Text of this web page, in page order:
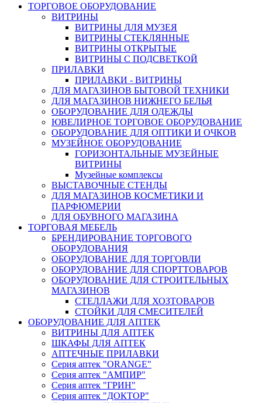
ТОРГОВОЕ ОБОРУДОВАНИЕ
ВИТРИНЫ
ВИТРИНЫ ДЛЯ МУЗЕЯ
ВИТРИНЫ СТЕКЛЯННЫЕ
ВИТРИНЫ ОТКРЫТЫЕ
ВИТРИНЫ С ПОДСВЕТКОЙ
ПРИЛАВКИ
ПРИЛАВКИ - ВИТРИНЫ
ДЛЯ МАГАЗИНОВ БЫТОВОЙ ТЕХНИКИ
ДЛЯ МАГАЗИНОВ НИЖНЕГО БЕЛЬЯ
ОБОРУДОВАНИЕ ДЛЯ ОДЕЖДЫ
ЮВЕЛИРНОЕ ТОРГОВОЕ ОБОРУДОВАНИЕ
ОБОРУДОВАНИЕ ДЛЯ ОПТИКИ И ОЧКОВ
МУЗЕЙНОЕ ОБОРУДОВАНИЕ
ГОРИЗОНТАЛЬНЫЕ МУЗЕЙНЫЕ
ВИТРИНЫ
Музейные комплексы
ВЫСТАВОЧНЫЕ СТЕНДЫ
ДЛЯ МАГАЗИНОВ КОСМЕТИКИ И
ПАРФЮМЕРИИ
ДЛЯ ОБУВНОГО МАГАЗИНА
ТОРГОВАЯ МЕБЕЛЬ
БРЕНДИРОВАНИЕ ТОРГОВОГО
ОБОРУДОВАНИЯ
ОБОРУДОВАНИЕ ДЛЯ ТОРГОВЛИ
ОБОРУДОВАНИЕ ДЛЯ СПОРТТОВАРОВ
ОБОРУДОВАНИЕ ДЛЯ СТРОИТЕЛЬНЫХ
МАГАЗИНОВ
СТЕЛЛАЖИ ДЛЯ ХОЗТОВАРОВ
СТОЙКИ ДЛЯ СМЕСИТЕЛЕЙ
ОБОРУДОВАНИЕ ДЛЯ АПТЕК
ВИТРИНЫ ДЛЯ АПТЕК
ШКАФЫ ДЛЯ АПТЕК
АПТЕЧНЫЕ ПРИЛАВКИ
Серия аптек "ORANGE"
Серия аптек "АМПИР"
Серия аптек "ГРИН"
Серия аптек "ДОКТОР"